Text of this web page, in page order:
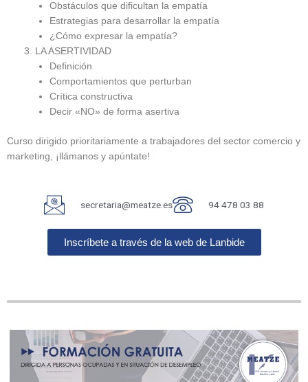
Obstáculos que dificultan la empatía
Estrategias para desarrollar la empatía
¿Cómo expresar la empatía?
LA ASERTIVIDAD
Definición
Comportamientos que perturban
Crítica constructiva
Decir «NO» de forma asertiva
Curso dirigido prioritariamente a trabajadores del sector comercio y
marketing, ¡llámanos y apúntate!
secretaria@meatze.es 94 478 03 88
Inscríbete a través de la web de Lanbide